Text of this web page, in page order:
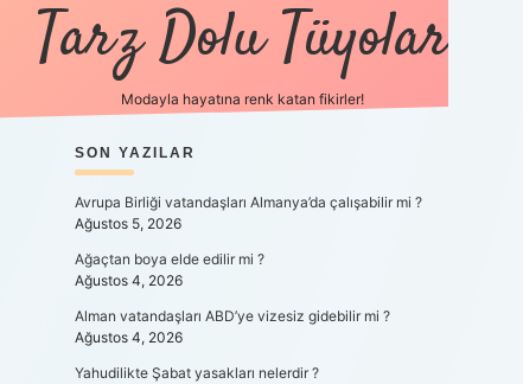
Tarz Dolu Tüyolar
Modayla hayatına renk katan fikirler!
SIDEBAR
SON YAZILAR
Avrupa Birliği vatandaşları Almanya’da çalışabilir mi ?
Ağustos 5, 2026
Ağaçtan boya elde edilir mi ?
Ağustos 4, 2026
Alman vatandaşları ABD’ye vizesiz gidebilir mi ?
Ağustos 4, 2026
Yahudilikte Şabat yasakları nelerdir ?